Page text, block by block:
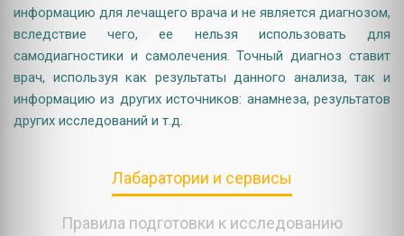
информацию для лечащего врача и не является диагнозом,
вследствие чего, ее нельзя использовать для
самодиагностики и самолечения. Точный диагноз ставит
врач, используя как результаты данного анализа, так и
информацию из других источников: анамнеза, результатов
других исследований и т.д.
Лабаратории и сервисы
Правила подготовки к исследованию